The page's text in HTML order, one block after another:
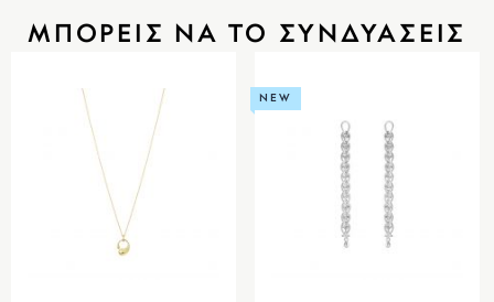
ΜΠΟΡΕΙΣ ΝΑ ΤΟ ΣΥΝΔΥΑΣΕΙΣ
NEW